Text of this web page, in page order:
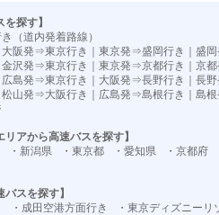
探す】
（道内発着路線）
大阪発⇒東京行き 東京発⇒盛岡行き 盛
金沢発⇒東京行き 東京発⇒京都行き 京
広島発⇒東京行き 大阪発⇒長野行き 長
松山発⇒大阪行き 広島発⇒島根行き 島
リアから高速バスを探す】
・新潟県 ・東京都 ・愛知県 ・京都府
バスを探す】
・成田空港方面行き ・東京ディズニーリ